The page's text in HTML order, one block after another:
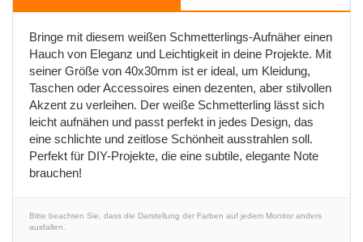
Bringe mit diesem weißen Schmetterlings-Aufnäher einen
Hauch von Eleganz und Leichtigkeit in deine Projekte. Mit
seiner Größe von 40x30mm ist er ideal, um Kleidung,
Taschen oder Accessoires einen dezenten, aber stilvollen
Akzent zu verleihen. Der weiße Schmetterling lässt sich
leicht aufnähen und passt perfekt in jedes Design, das
eine schlichte und zeitlose Schönheit ausstrahlen soll.
Perfekt für DIY-Projekte, die eine subtile, elegante Note
brauchen!
Bitte beachten Sie, dass die Darstellung der Farben auf jedem Monitor anders
ausfallen.